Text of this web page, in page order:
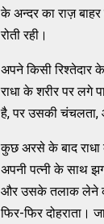
के अन्दर का राज़
रोती रही।
अपने किसी रिश्तेदार
राधा के शरीर पर लगे
है, पर उसकी चंचलता,
कुछ अरसे के बाद राधा
अपनी पत्नी के साथ
और उसके तलाक लेने
फिर-फिर दोहराता।